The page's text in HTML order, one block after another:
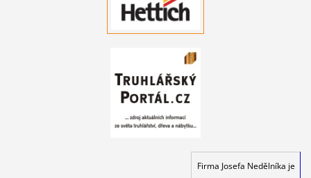
Firma Josefa Nedělníka je